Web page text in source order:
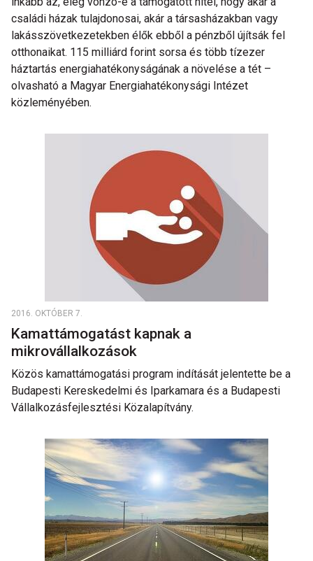
családi házak tulajdonosai, akár a társasházakban vagy
lakásszövetkezetekben élők ebből a pénzből újítsák fel
otthonaikat. 115 milliárd forint sorsa és több tízezer
háztartás energiahatékonyságának a növelése a tét –
olvasható a Magyar Energiahatékonysági Intézet
közleményében.
2016. OKTÓBER 7.
Kamattámogatást kapnak a
mikrovállalkozások
Közös kamattámogatási program indítását jelentette be a
Budapesti Kereskedelmi és Iparkamara és a Budapesti
Vállalkozásfejlesztési Közalapítvány.